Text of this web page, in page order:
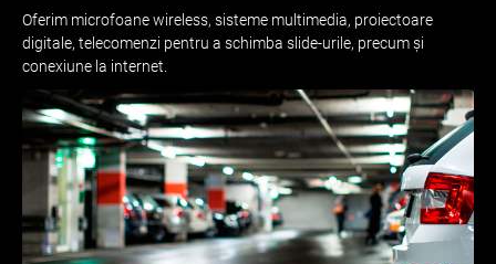
Oferim microfoane wireless, sisteme multimedia, proiectoare
digitale, telecomenzi pentru a schimba slide-urile, precum și
conexiune la internet.